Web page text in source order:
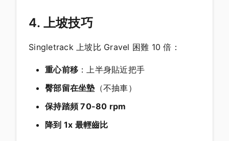
4. 上坡技巧
Singletrack 上坡比 Gravel 困難 10 倍：
重心前移 ：上半身貼近把手
臀部留在坐墊 （不抽車）
保持踏頻 70-80 rpm
降到 1x 最輕齒比